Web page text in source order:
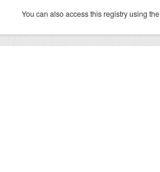
You can also access this registry using the